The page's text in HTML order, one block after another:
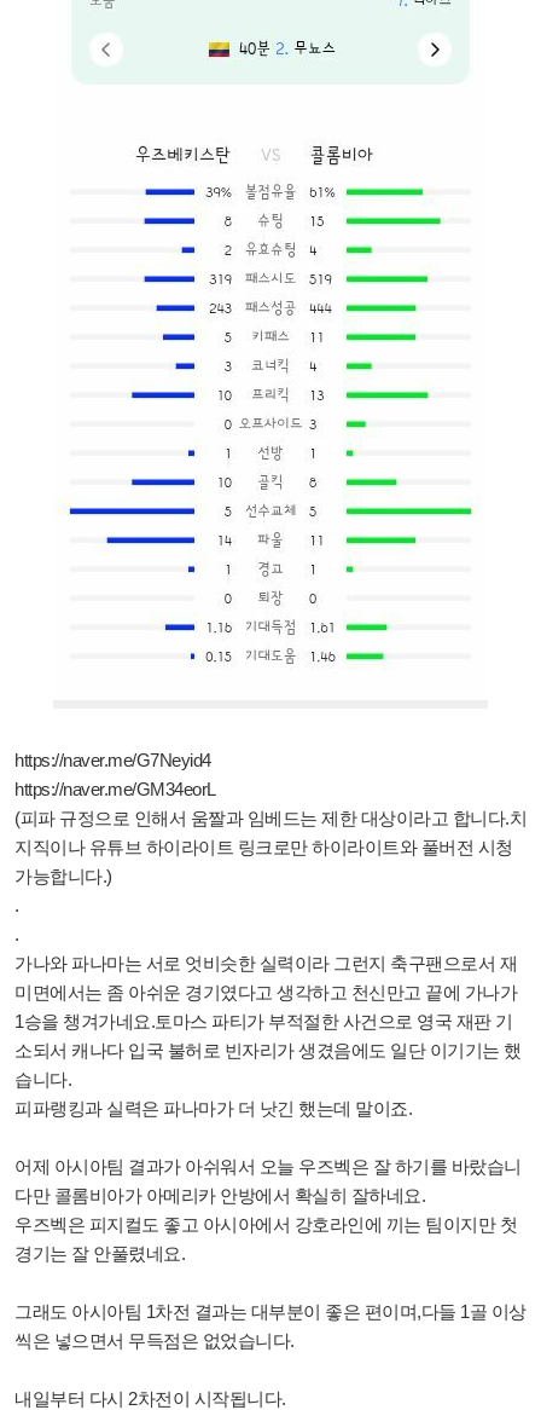
https://naver.me/G7Neyid4
https://naver.me/GM34eorL
(피파 규정으로 인해서 움짤과 임베드는 제한 대상이라고 합니다.치
지직이나 유튜브 하이라이트 링크로만 하이라이트와 풀버전 시청
가능합니다.)
.
.
가나와 파나마는 서로 엇비슷한 실력이라 그런지 축구팬으로서 재
미면에서는 좀 아쉬운 경기였다고 생각하고 천신만고 끝에 가나가
1승을 챙겨가네요.토마스 파티가 부적절한 사건으로 영국 재판 기
소되서 캐나다 입국 불허로 빈자리가 생겼음에도 일단 이기기는 했
습니다.
피파랭킹과 실력은 파나마가 더 낫긴 했는데 말이죠.
어제 아시아팀 결과가 아쉬워서 오늘 우즈벡은 잘 하기를 바랐습니
다만 콜롬비아가 아메리카 안방에서 확실히 잘하네요.
우즈벡은 피지컬도 좋고 아시아에서 강호라인에 끼는 팀이지만 첫
경기는 잘 안풀렸네요.
그래도 아시아팀 1차전 결과는 대부분이 좋은 편이며,다들 1골 이상
씩은 넣으면서 무득점은 없었습니다.
내일부터 다시 2차전이 시작됩니다.